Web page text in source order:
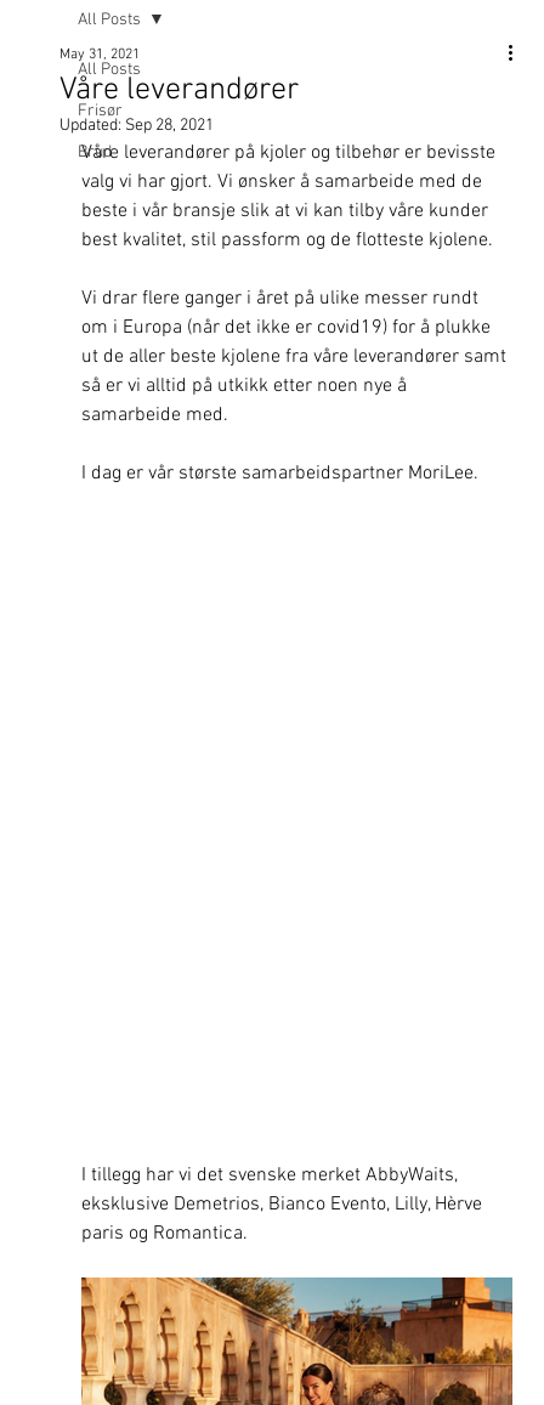
All Posts
Frisør
Brud
All Posts
Våre leverandører
May 31, 2021
Updated: Sep 28, 2021
Våre leverandører på kjoler og tilbehør er bevisste
valg vi har gjort. Vi ønsker å samarbeide med de
beste i vår bransje slik at vi kan tilby våre kunder
best kvalitet, stil passform og de flotteste kjolene.
Vi drar flere ganger i året på ulike messer rundt
om i Europa (når det ikke er covid19) for å plukke
ut de aller beste kjolene fra våre leverandører samt
så er vi alltid på utkikk etter noen nye å
samarbeide med.
I dag er vår største samarbeidspartner MoriLee.
I tillegg har vi det svenske merket AbbyWaits,
eksklusive Demetrios, Bianco Evento, Lilly, Hèrve
paris og Romantica.